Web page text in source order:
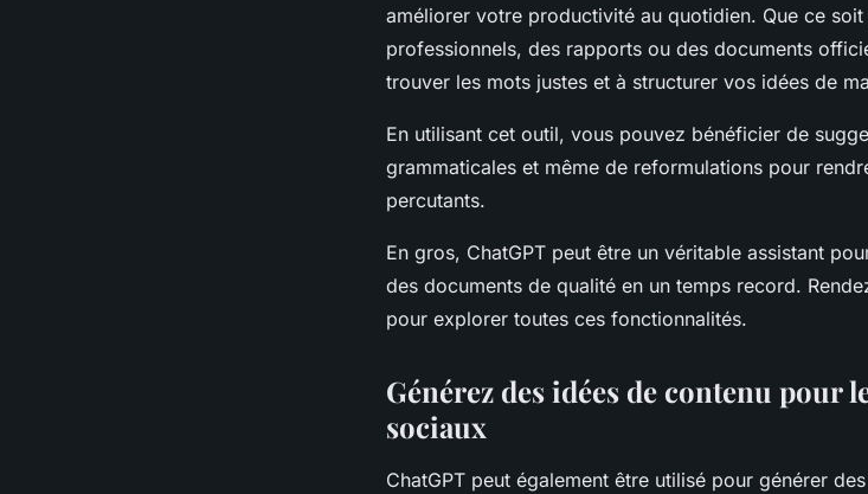
améliorer votre productivité au quotidien. Que ce
professionnels, des rapports ou des documents
trouver les mots justes et à structurer vos idées de
En utilisant cet outil, vous pouvez bénéficier de
grammaticales et même de reformulations pour
percutants.
En gros, ChatGPT peut être un véritable assistant
des documents de qualité en un temps record.
pour explorer toutes ces fonctionnalités.
Générez des idées de contenu pour
sociaux
ChatGPT peut également être utilisé pour générer